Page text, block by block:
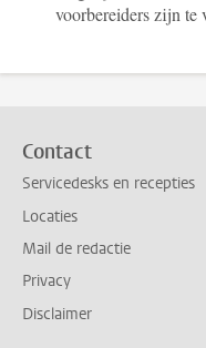
voorbereiders zijn te
Contact
Servicedesks en recepties
Locaties
Mail de redactie
Privacy
Disclaimer